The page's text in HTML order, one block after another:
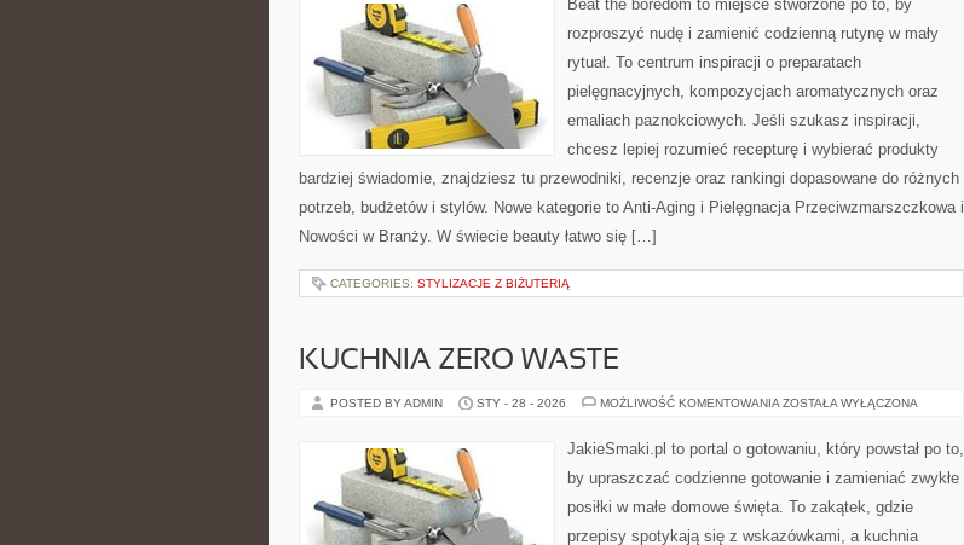
Beat the boredom to miejsce stworzone po to, by
rozproszyć nudę i zamienić codzienną rutynę w mały
rytuał. To centrum inspiracji o preparatach
pielęgnacyjnych, kompozycjach aromatycznych oraz
emaliach paznokciowych. Jeśli szukasz inspiracji,
chcesz lepiej rozumieć recepturę i wybierać produkty
bardziej świadomie, znajdziesz tu przewodniki, recenzje oraz rankingi dopasowane do różnych
potrzeb, budżetów i stylów. Nowe kategorie to Anti-Aging i Pielęgnacja Przeciwzmarszczkowa i
Nowości w Branży. W świecie beauty łatwo się […]
CATEGORIES: STYLIZACJE Z BIŻUTERIĄ
KUCHNIA ZERO WASTE
POSTED BY ADMIN STY - 28 - 2026 MOŻLIWOŚĆ KOMENTOWANIA KUCHNIA
ZOSTAŁA WYŁĄCZONA
JakieSmaki.pl to portal o gotowaniu, który powstał po to,
by upraszczać codzienne gotowanie i zamieniać zwykłe
posiłki w małe domowe święta. To zakątek, gdzie
przepisy spotykają się z wskazówkami, a kuchnia